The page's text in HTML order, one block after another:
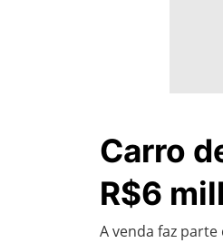
Carro
R$6
A venda faz